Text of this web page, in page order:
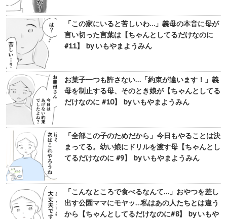
「この家にいると苦しいわ…」義母の本音に母が
言い切った言葉は【ちゃんとしてるだけなのに
#11】 by いもやまようみん
お菓子一つも許さない…「約束が違います！」義
母を制止する母、そのとき娘が【ちゃんとしてる
だけなのに #10】 by いもやまようみん
「全部この子のためだから」今日もやることは決
まってる。幼い娘にドリルを渡す母【ちゃんとし
てるだけなのに #9】 by いもやまようみん
「こんなところで食べるなんて…」おやつを差し
出す公園ママにモヤッ…私はあの人たちとは違う
から【ちゃんとしてるだけなのに#8】 by いもや